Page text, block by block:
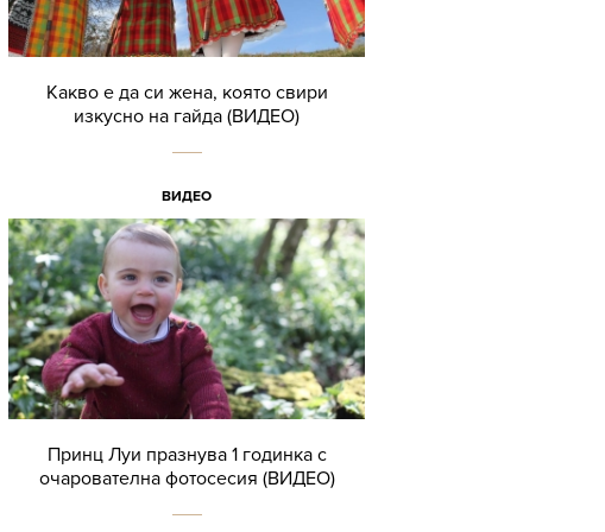
Какво е да си жена, която свири
изкусно на гайда (ВИДЕО)
ВИДЕО
Принц Луи празнува 1 годинка с
очарователна фотосесия (ВИДЕО)